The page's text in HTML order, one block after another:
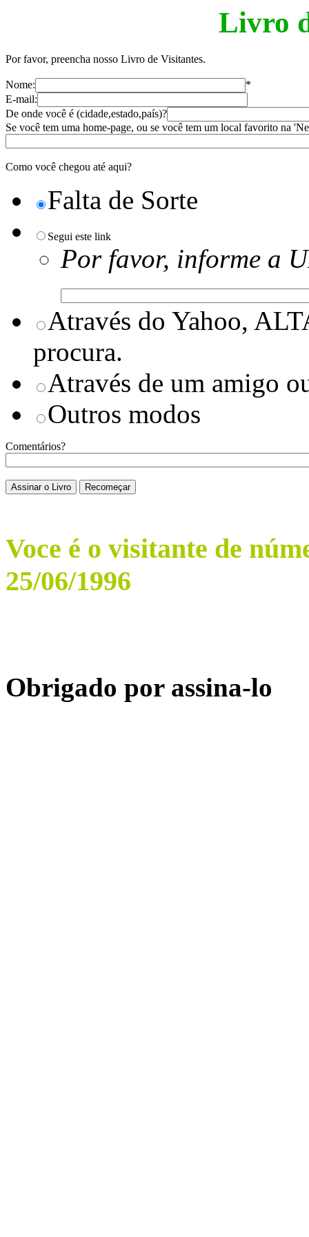
Livro
Por favor, preencha nosso Livro de Visitantes.
Nome:
*
E-mail:
De onde você é (cidade,estado,país)?
Se você tem uma home-page, ou se você tem um local favorito na
Como você chegou até aqui?
Falta de Sorte
Segui este link
Por favor, informe a
Através do Yahoo,
procura.
Através de um amigo
Outros modos
Comentários?
Voce é o visitante de
25/06/1996
Obrigado por assina-lo